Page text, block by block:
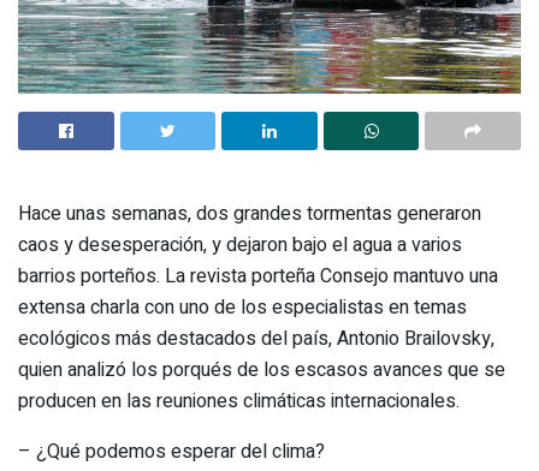
Hace unas semanas, dos grandes tormentas generaron
caos y desesperación, y dejaron bajo el agua a varios
barrios porteños. La revista porteña Consejo mantuvo una
extensa charla con uno de los especialistas en temas
ecológicos más destacados del país, Antonio Brailovsky,
quien analizó los porqués de los escasos avances que se
producen en las reuniones climáticas internacionales.
– ¿Qué podemos esperar del clima?